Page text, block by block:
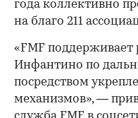
00:00
года коллективно
на благо 211
«FMF поддерживает
Инфантино по
посредством
механизмов», —